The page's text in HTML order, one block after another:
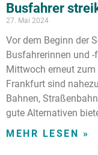
Busfahrer
27. Mai 2024
Vor dem Beginn der
Busfahrerinnen und
Mittwoch erneut
Frankfurt sind
Bahnen,
gute Alternativen
MEHR LESEN »